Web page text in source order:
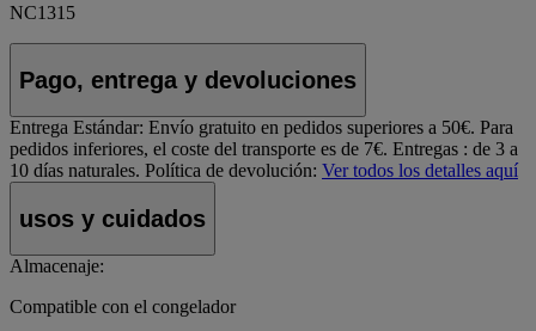
NC1315
Pago, entrega y devoluciones
Entrega Estándar: Envío gratuito en pedidos superiores a 50€. Para
pedidos inferiores, el coste del transporte es de 7€. Entregas : de 3 a
10 días naturales. Política de devolución: Ver todos los detalles aquí
usos y cuidados
Almacenaje:
Compatible con el congelador